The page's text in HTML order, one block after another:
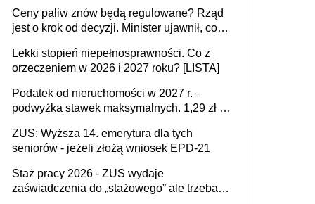
dla rodziców trójki dzieci. Znamy stanowisko
sejmowej komisji
Ceny paliw znów będą regulowane? Rząd
jest o krok od decyzji. Minister ujawnił, co
Lekki stopień niepełnosprawności. Co z
orzeczeniem w 2026 i 2027 roku? [LISTA]
Podatek od nieruchomości w 2027 r. –
podwyżka stawek maksymalnych. 1,29 zł za
budynków i lokali związanych z
prowadzeniem działalności gospodarczej
ZUS: Wyższa 14. emerytura dla tych
seniorów - jeżeli złożą wniosek EPD-21
Staż pracy 2026 - ZUS wydaje
zaświadczenia do „stażowego” ale trzeba